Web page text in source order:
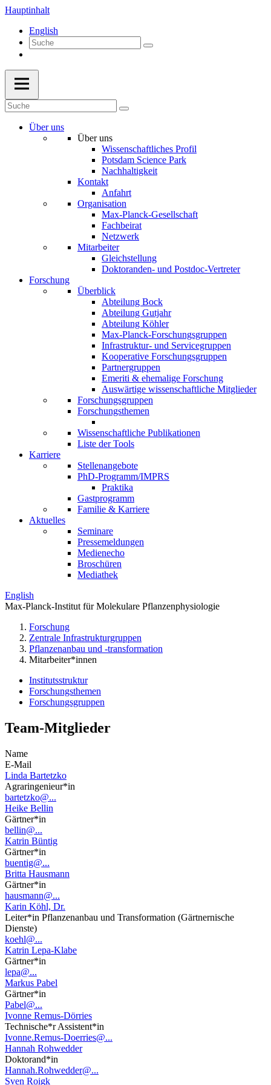
Hauptinhalt
English
Über uns
Über uns
Wissenschaftliches Profil
Potsdam Science Park
Nachhaltigkeit
Kontakt
Anfahrt
Organisation
Max-Planck-Gesellschaft
Fachbeirat
Netzwerk
Mitarbeiter
Gleichstellung
Doktoranden- und Postdoc-Vertreter
Forschung
Überblick
Abteilung Bock
Abteilung Gutjahr
Abteilung Köhler
Max-Planck-Forschungsgruppen
Infrastruktur- und Servicegruppen
Kooperative Forschungsgruppen
Partnergruppen
Emeriti & ehemalige Forschung
Auswärtige wissenschaftliche Mitglieder
Forschungsgruppen
Forschungsthemen
Wissenschaftliche Publikationen
Liste der Tools
Karriere
Stellenangebote
PhD-Programm/IMPRS
Praktika
Gastprogramm
Familie & Karriere
Aktuelles
Seminare
Pressemeldungen
Medienecho
Broschüren
Mediathek
English
Max-Planck-Institut für Molekulare Pflanzenphysiologie
Forschung
Zentrale Infrastrukturgruppen
Pflanzenanbau und -transformation
Mitarbeiter*innen
Institutsstruktur
Forschungsthemen
Forschungsgruppen
Team-Mitglieder
Name
E-Mail
Linda Bartetzko
Agraringenieur*in
bartetzko@...
Heike Bellin
Gärtner*in
bellin@...
Katrin Büntig
Gärtner*in
buentig@...
Britta Hausmann
Gärtner*in
hausmann@...
Karin Köhl, Dr.
Leiter*in Pflanzenanbau und Transformation (Gärtnernische
Dienste)
koehl@...
Katrin Lepa-Klabe
Gärtner*in
lepa@...
Markus Pabel
Gärtner*in
Pabel@...
Ivonne Remus-Dörries
Technische*r Assistent*in
Ivonne.Remus-Doerries@...
Hannah Rohwedder
Doktorand*in
Hannah.Rohwedder@...
Sven Roigk